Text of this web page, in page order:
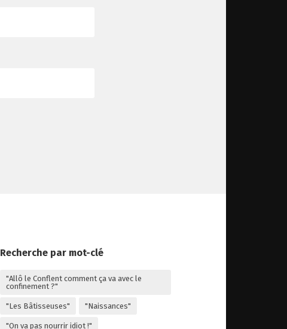
Recherche par mot-clé
"Allô le Conflent comment ça va avec le
confinement ?"
"Les Bâtisseuses" "Naissances"
"On va pas nourrir idiot !"